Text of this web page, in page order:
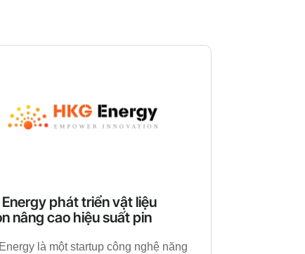
Energy phát triển vật liệu
nâng cao hiệu suất pin
là một startup công nghệ năng